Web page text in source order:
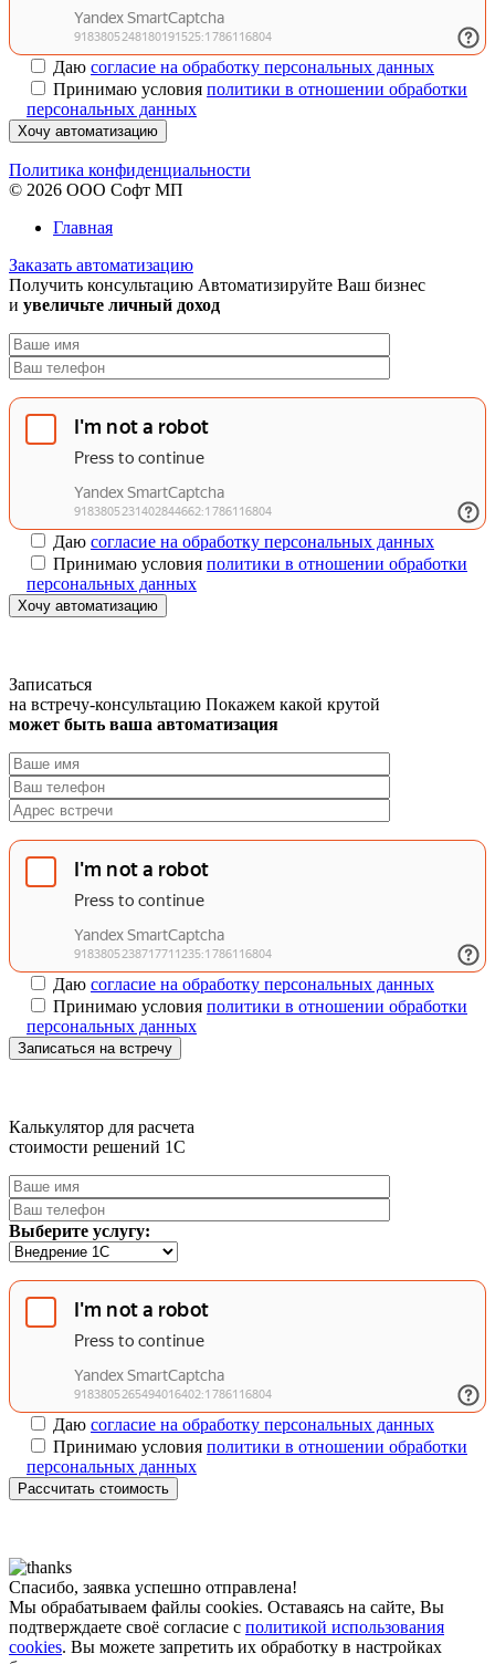
Даю согласие на обработку персональных данных
Принимаю условия политики в отношении обработки
персональных данных
Хочу автоматизацию
Политика конфиденциальности
© 2026 ООО Софт МП
Главная
Заказать автоматизацию
Получить консультацию Автоматизируйте Ваш бизнес
и увеличьте личный доход
Даю согласие на обработку персональных данных
Принимаю условия политики в отношении обработки
персональных данных
Хочу автоматизацию
Записаться
на встречу-консультацию Покажем какой крутой
может быть ваша автоматизация
Даю согласие на обработку персональных данных
Принимаю условия политики в отношении обработки
персональных данных
Записаться на встречу
Калькулятор для расчета
стоимости решений 1C
Выберите услугу:
Даю согласие на обработку персональных данных
Принимаю условия политики в отношении обработки
персональных данных
Рассчитать стоимость
Спасибо, заявка успешно отправлена!
Мы обрабатываем файлы cookies. Оставаясь на сайте, Вы
подтверждаете своё согласие с политикой использования
cookies. Вы можете запретить их обработку в настройках